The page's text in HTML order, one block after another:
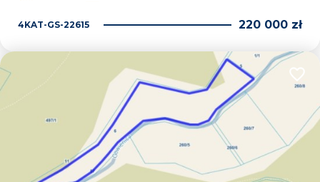
4KAT-GS-22615 220 000 zł